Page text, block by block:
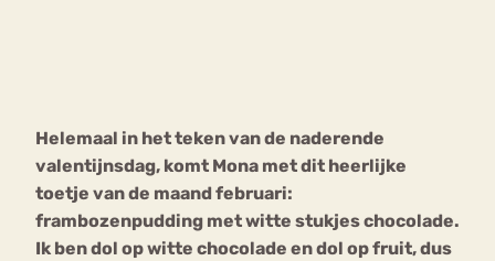
Helemaal in het teken van de naderende
valentijnsdag, komt Mona met dit heerlijke
toetje van de maand februari:
frambozenpudding met witte stukjes chocolade.
Ik ben dol op witte chocolade en dol op fruit, dus
Forum
osa
Eetbuien Piekeren Sport
Orthorexia
Afvallen Angst